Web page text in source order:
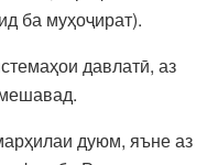
ба муҳоҷират).
давлатӣ, аз
дуюм, яъне аз